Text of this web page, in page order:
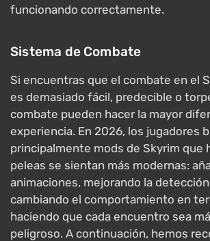
funcionando correctamente.
Sistema de Combate
Si encuentras que el combate en el
es demasiado fácil, predecible o
combate pueden hacer la mayor
experiencia. En 2026, los jugadores
principalmente mods de Skyrim que
peleas se sientan más modernas:
animaciones, mejorando la
cambiando el comportamiento en
haciendo que cada encuentro sea
peligroso. A continuación, hemos